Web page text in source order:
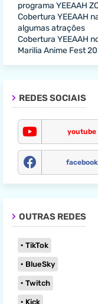
programa YEEAAH
Cobertura YEEAAH
algumas atrações
Cobertura YEEAAH
Marilia Anime Fest
REDES SOCIAIS
youtube
facebook
OUTRAS REDES
TikTok
BlueSky
Twitch
Kick